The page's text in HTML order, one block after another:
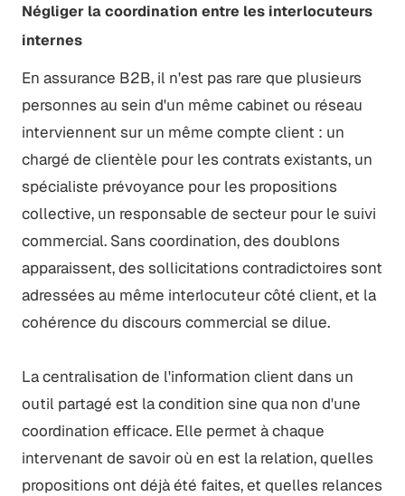
Négliger la coordination entre les interlocuteurs
internes
En assurance B2B, il n'est pas rare que plusieurs
personnes au sein d'un même cabinet ou réseau
interviennent sur un même compte client : un
chargé de clientèle pour les contrats existants, un
spécialiste prévoyance pour les propositions
collective, un responsable de secteur pour le suivi
commercial. Sans coordination, des doublons
apparaissent, des sollicitations contradictoires sont
adressées au même interlocuteur côté client, et la
cohérence du discours commercial se dilue.
La centralisation de l'information client dans un
outil partagé est la condition sine qua non d'une
coordination efficace. Elle permet à chaque
intervenant de savoir où en est la relation, quelles
propositions ont déjà été faites, et quelles relances